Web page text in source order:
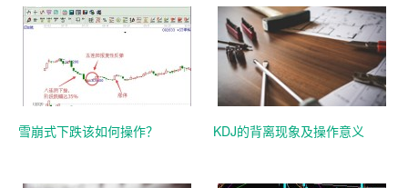
雪崩式下跌该如何操作？ KDJ的背离现象及操作意义